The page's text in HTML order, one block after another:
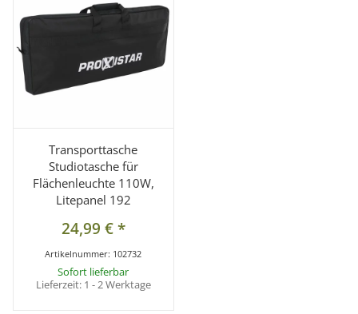
Transporttasche
Studiotasche für
Flächenleuchte 110W,
Litepanel 192
24,99 €*
Artikelnummer: 102732
Sofort lieferbar
Lieferzeit: 1 - 2 Werktage